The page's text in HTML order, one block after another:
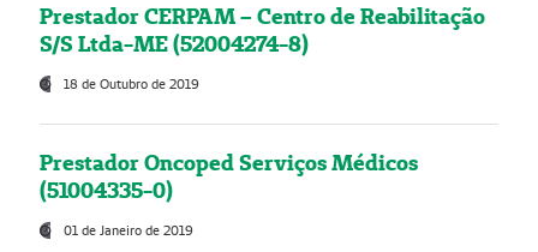
Prestador CERPAM – Centro de Reabilitação
S/S Ltda-ME (52004274-8)
18 de Outubro de 2019
Prestador Oncoped Serviços Médicos
(51004335-0)
01 de Janeiro de 2019